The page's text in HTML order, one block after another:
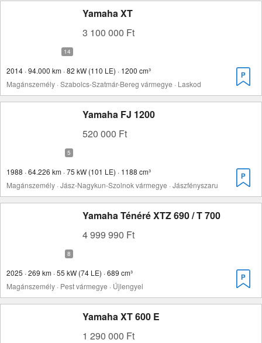
Yamaha XT
3 100 000 Ft
2014 · 94.000 km · 82 kW (110 LE) · 1200 cm³
Magánszemély · Szabolcs-Szatmár-Bereg vármegye · Laskod
Yamaha FJ 1200
520 000 Ft
1988 · 64.226 km · 75 kW (101 LE) · 1188 cm³
Magánszemély · Jász-Nagykun-Szolnok vármegye · Jászfényszaru
Yamaha Ténéré XTZ 690 / T 700
4 999 990 Ft
2025 · 269 km · 55 kW (74 LE) · 689 cm³
Magánszemély · Pest vármegye · Újlengyel
Yamaha XT 600 E
1 290 000 Ft